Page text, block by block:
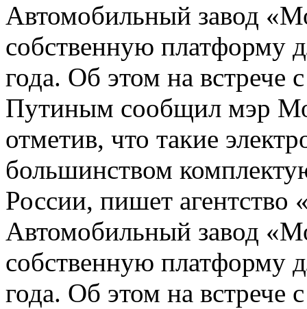
Автомобильный завод
собственную платформу
года. Об этом на встрече
Путиным сообщил мэр
отметив, что такие
большинством
России, пишет
Автомобильный завод
собственную платформу
года. Об этом на встрече